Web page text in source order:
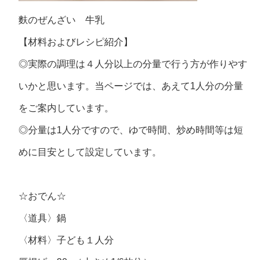
麩のぜんざい 牛乳
【材料およびレシピ紹介】
◎実際の調理は４人分以上の分量で行う方が作りやす
いかと思います。当ページでは、あえて1人分の分量
をご案内しています。
◎分量は1人分ですので、ゆで時間、炒め時間等は短
めに目安として設定しています。
☆おでん☆
〈道具〉鍋
〈材料〉子ども１人分